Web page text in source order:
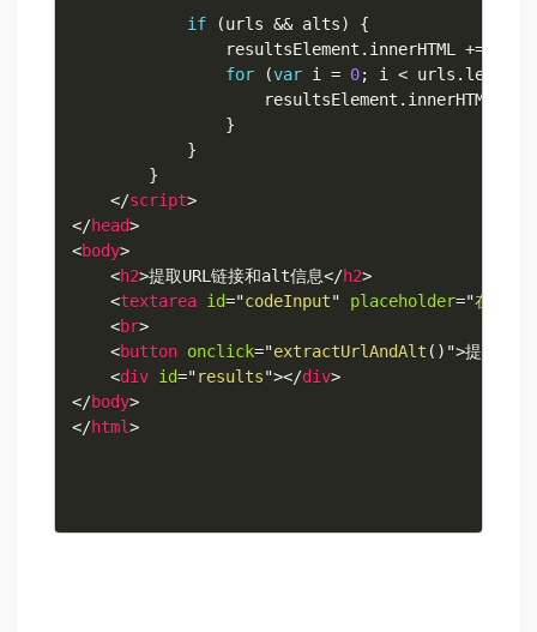
if (urls && alts)
{
                resultsElement
. innerHTML +=
for
(var i = 0; i < urls . length
                    resultsElement
. innerHTML
}
}
}
</script>
</head>
<body>
<h2>提取URL链接和alt信息</h2>
<textarea id="codeInput" placeholder="在这里
<br>
<button onclick="extractUrlAndAlt ( ) ">提取
<div id="results"></div>
</body>
</html>